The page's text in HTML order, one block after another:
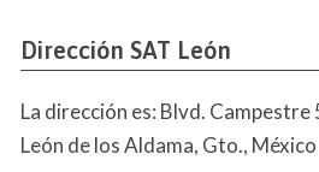
Dirección SAT León
La dirección es: Blvd.
León de los Aldama, Gto., México